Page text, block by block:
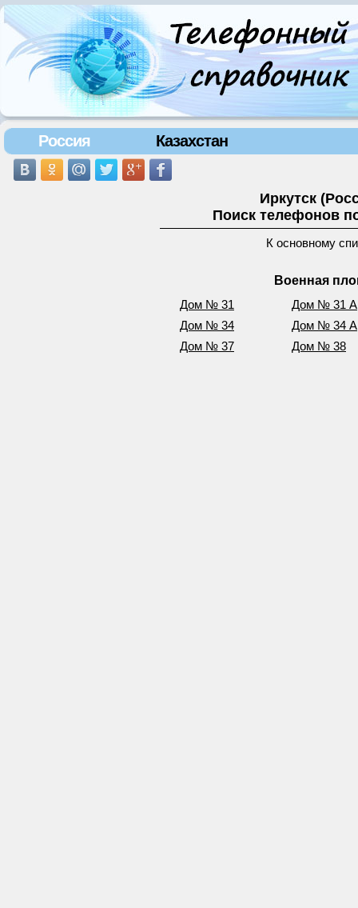
Россия Казахстан
Иркутск
Поиск телефонов
К основному
Военная
Дом № 31
Дом № 31 А
Дом № 34
Дом № 34 А
Дом № 37
Дом № 38